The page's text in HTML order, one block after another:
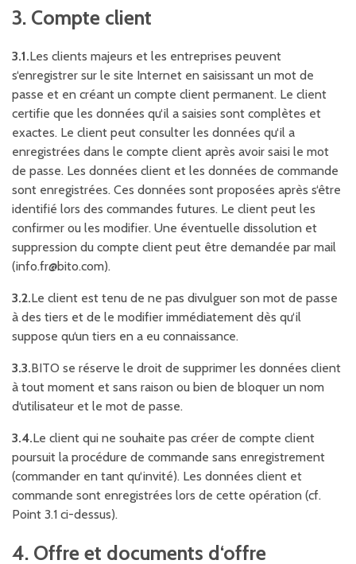
3. Compte client
3.1.Les clients majeurs et les entreprises peuvent
s‘enregistrer sur le site Internet en saisissant un mot de
passe et en créant un compte client permanent. Le client
certifie que les données qu‘il a saisies sont complètes et
exactes. Le client peut consulter les données qu‘il a
enregistrées dans le compte client après avoir saisi le mot
de passe. Les données client et les données de commande
sont enregistrées. Ces données sont proposées après s‘être
identifié lors des commandes futures. Le client peut les
confirmer ou les modifier. Une éventuelle dissolution et
suppression du compte client peut être demandée par mail
(info.fr@bito.com).
3.2.Le client est tenu de ne pas divulguer son mot de passe
à des tiers et de le modifier immédiatement dès qu‘il
suppose qu‘un tiers en a eu connaissance.
3.3.BITO se réserve le droit de supprimer les données client
à tout moment et sans raison ou bien de bloquer un nom
d‘utilisateur et le mot de passe.
3.4.Le client qui ne souhaite pas créer de compte client
poursuit la procédure de commande sans enregistrement
(commander en tant qu‘invité). Les données client et
commande sont enregistrées lors de cette opération (cf.
Point 3.1 ci-dessus).
4. Offre et documents d‘offre